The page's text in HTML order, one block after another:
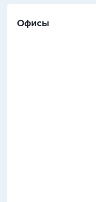
Офисы